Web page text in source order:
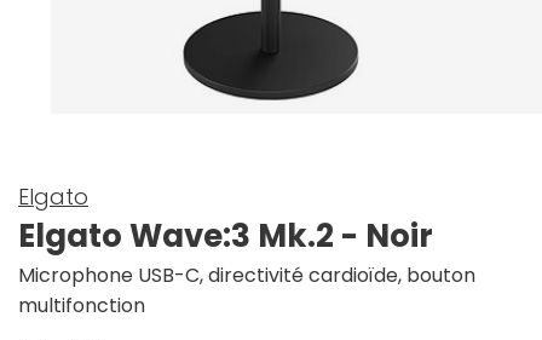
Elgato
Elgato Wave:3 Mk.2 - Noir
Microphone USB-C, directivité cardioïde, bouton
multifonction